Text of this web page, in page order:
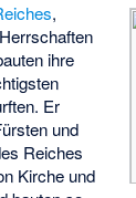
,
ihre
Er
und
Reiches
Kirche und